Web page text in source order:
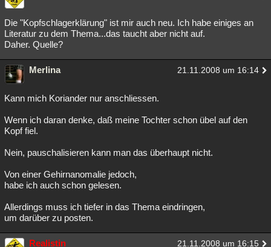
Die "Kopfschlagerklärung" ist mir auch neu. Ich habe einiges an
Literatur zu dem Thema...das taucht aber nicht auf.
Daher. Quelle?
Merlina 21.11.2008 um 16:14
Kann mich Koriander nur anschliessen.
Wenn ich daran denke, daß meine Tochter schon übel auf den
Kopf fiel.
Nein, pauschalisieren kann man das überhaupt nicht.
Von einer Gehirnanomalie jedoch,
habe ich auch schon gelesen.
Allerdings muss ich tiefer in das Thema eindringen,
um darüber zu posten.
Realistin 21.11.2008 um 16:15